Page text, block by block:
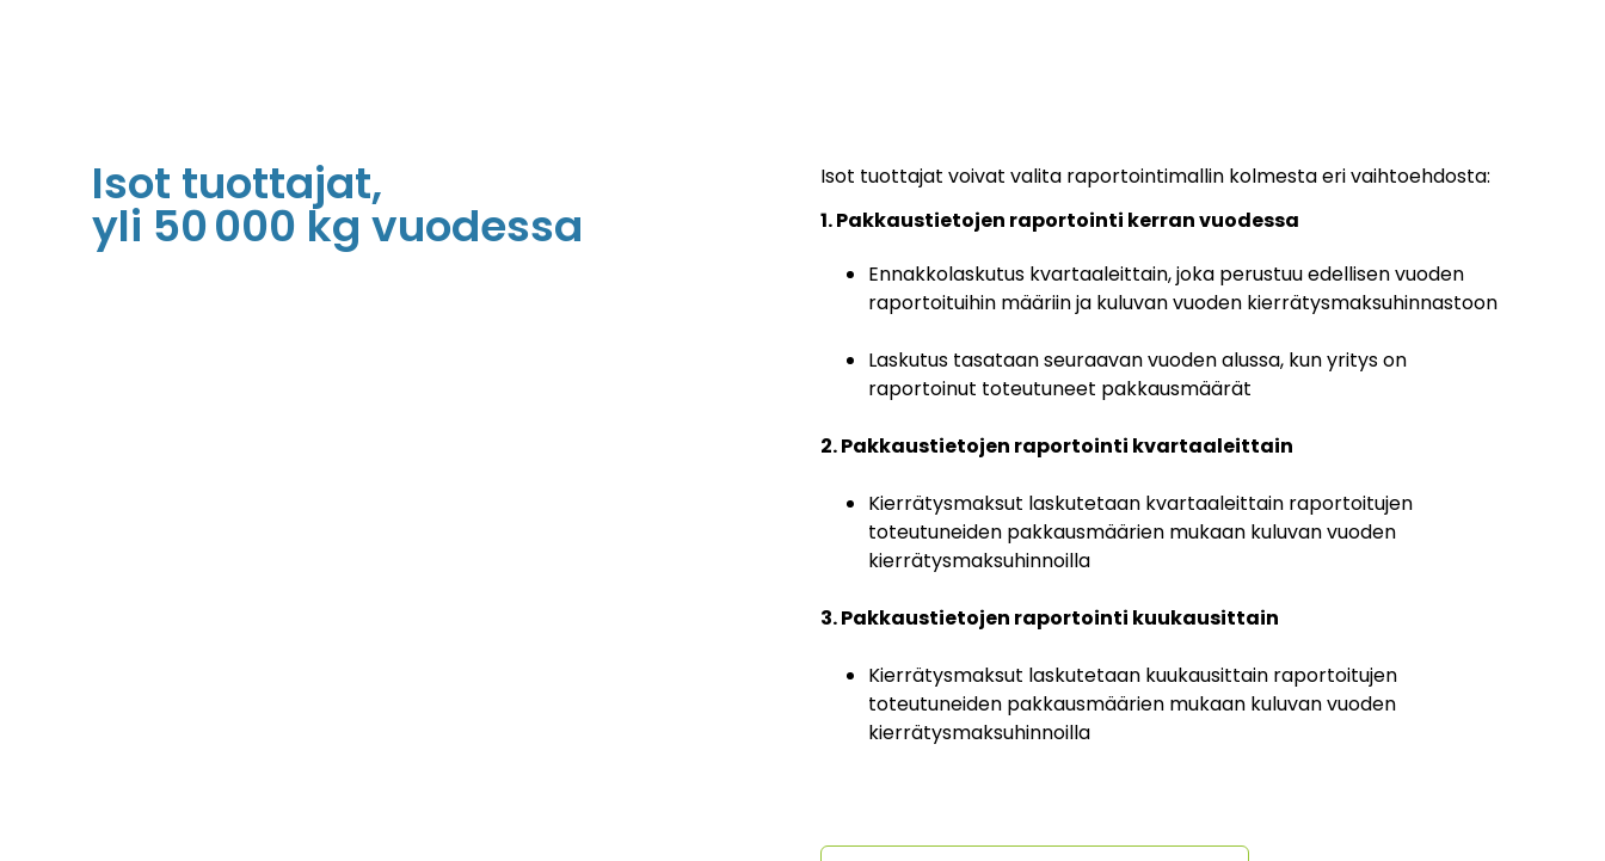
Isot tuottajat,
yli 50 000 kg vuodessa
Isot tuottajat voivat valita raportointimallin kolmesta eri vaihtoehdosta:
1. Pakkaustietojen raportointi kerran vuodessa
Ennakkolaskutus kvartaaleittain, joka perustuu edellisen vuoden
raportoituihin määriin ja kuluvan vuoden kierrätysmaksuhinnastoon
Laskutus tasataan seuraavan vuoden alussa, kun yritys on
raportoinut toteutuneet pakkausmäärät
2. Pakkaustietojen raportointi kvartaaleittain
Kierrätysmaksut laskutetaan kvartaaleittain raportoitujen
toteutuneiden pakkausmäärien mukaan kuluvan vuoden
kierrätysmaksuhinnoilla
3. Pakkaustietojen raportointi kuukausittain
Kierrätysmaksut laskutetaan kuukausittain raportoitujen
toteutuneiden pakkausmäärien mukaan kuluvan vuoden
kierrätysmaksuhinnoilla